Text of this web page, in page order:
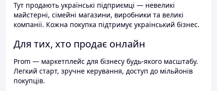
Тут продають українські підприємці — невеликі
майстерні, сімейні магазини, виробники та великі
компанії. Кожна покупка підтримує український бізнес.
Для тих, хто продає онлайн
Prom — маркетплейс для бізнесу будь-якого масштабу.
Легкий старт, зручне керування, доступ до мільйонів
покупців.